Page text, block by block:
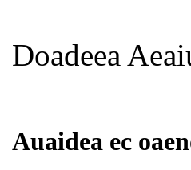
Doadeea
Auaidea ec